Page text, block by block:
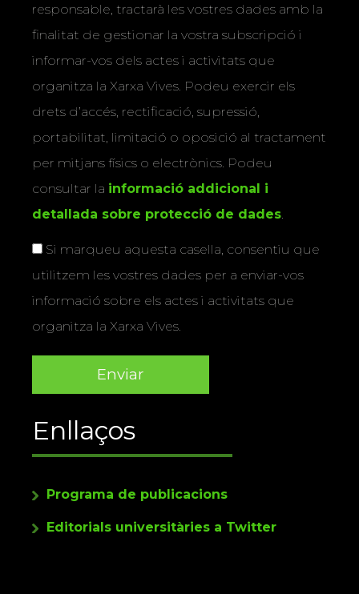
responsable, tractarà les vostres dades amb la
finalitat de gestionar la vostra subscripció i
informar-vos dels actes i activitats que
organitza la Xarxa Vives. Podeu exercir els
drets d’accés, rectificació, supressió,
portabilitat, limitació o oposició al tractament
per mitjans físics o electrònics. Podeu
consultar la informació addicional i
detallada sobre protecció de dades
Si marqueu aquesta casella, consentiu que
utilitzem les vostres dades per a enviar-vos
informació sobre els actes i activitats que
organitza la Xarxa Vives.
Enllaços
Programa de publicacions
Editorials universitàries a Twitter